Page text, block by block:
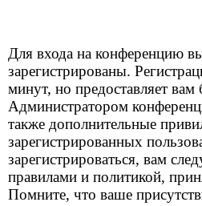
Для входа на конференцию
зарегистрированы.
минут, но предоставляет
Администратором
также дополнительные
зарегистрированных
зарегистрироваться, вам
правилами и политикой,
Помните, что ваше